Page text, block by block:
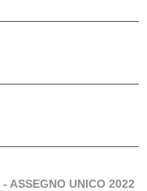
ASSEGNO UNICO 2022